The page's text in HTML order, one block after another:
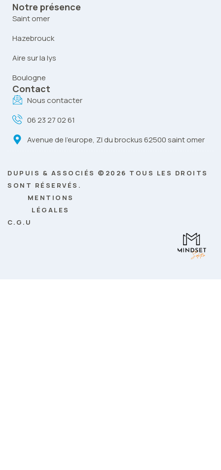
Notre présence
Saint omer
Hazebrouck
Aire sur la lys
Boulogne
Contact
Nous contacter
06 23 27 02 61
Avenue de l’europe, ZI du brockus 62500 saint omer
DUPUIS & ASSOCIÉS ©2026 TOUS LES DROITS
SONT RÉSERVÉS.
MENTIONS
LÉGALES
C.G.U